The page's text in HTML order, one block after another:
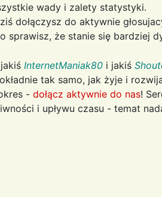
wady i zalety statystyki.
dołączysz do aktywnie
sprawisz, że stanie się bardziej
InternetManiak80 i jakiś
tak samo, jak żyje i
- dołącz aktywnie do nas!
i upływu czasu - temat